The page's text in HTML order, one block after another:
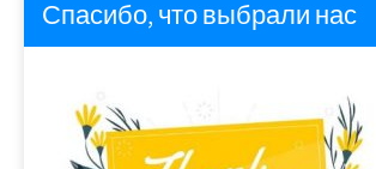
Спасибо, что выбрали нас